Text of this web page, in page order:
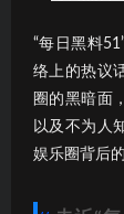
“每日黑料
络上的热议
圈的黑暗面
以及不为人
娱乐圈背后